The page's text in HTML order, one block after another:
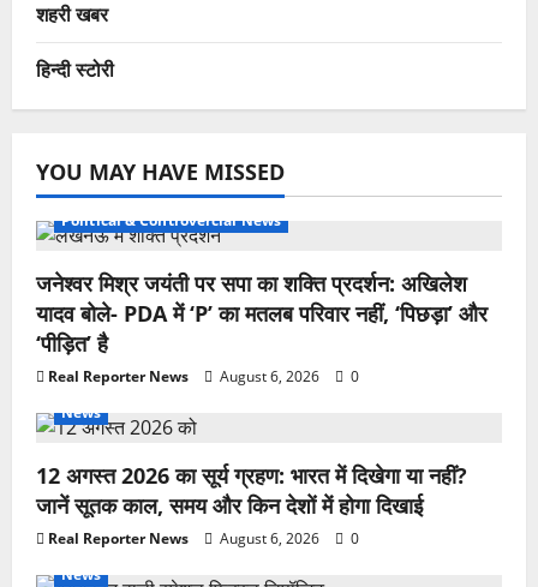
शहरी खबर
हिन्दी स्टोरी
YOU MAY HAVE MISSED
Political & Controvercial News
जनेश्वर मिश्र जयंती पर सपा का शक्ति प्रदर्शन: अखिलेश
यादव बोले- PDA में ‘P’ का मतलब परिवार नहीं, ‘पिछड़ा’ और
‘पीड़ित’ है
Real Reporter News August 6, 2026
0
News
12 अगस्त 2026 का सूर्य ग्रहण: भारत में दिखेगा या नहीं?
जानें सूतक काल, समय और किन देशों में होगा दिखाई
Real Reporter News August 6, 2026
0
News